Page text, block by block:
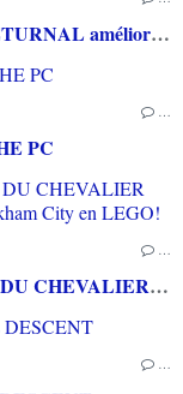
[TEST] SAROS PS5 : Une formule de RETURNAL améliorée et interessante
…
PC
…
[TEST] LEGO BATMAN L'HERITAGE DU CHEVALIER NOIR XBOX SERIES X : C'est Batman Arkham City en LEGO!
…